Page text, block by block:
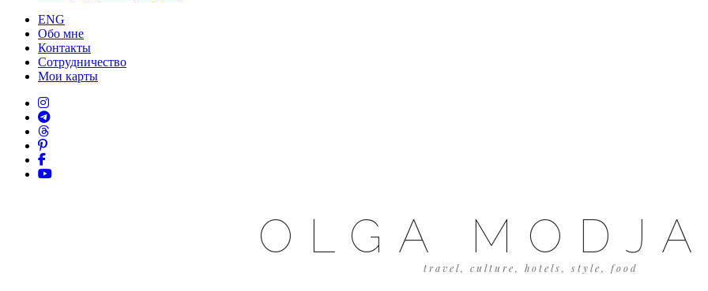
ENG
Обо мне
Контакты
Сотрудничество
Мои карты
OLGA
travel, culture, hotels, style, food